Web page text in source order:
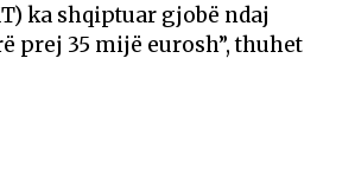
ka shqiptuar gjobë ndaj
prej 35 mijë eurosh”, thuhet